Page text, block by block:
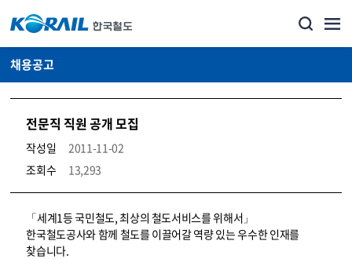
채용공고
전문직 직원 공개 모집
작성일
2011-11-02
조회수
13,293
코레일소개_경영공시_채용공고 상세보기 – 내용, 파일, 담당자 연락처로 구성
「세계1등 국민철도, 최상의 철도서비스를 위해서」
한국철도공사와 함께 철도를 이끌어갈 역량 있는 우수한 인재를
찾습니다.